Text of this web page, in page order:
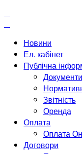
Новини
Ел. кабінет
Публічна
Документи
Звітність
Оренда
Оплата
Оплата
Договори